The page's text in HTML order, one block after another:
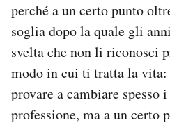
perché a un certo punto
soglia dopo la quale gli
svelta che non li riconosci
modo in cui ti tratta la vita:
provare a cambiare spesso
professione, ma a un certo